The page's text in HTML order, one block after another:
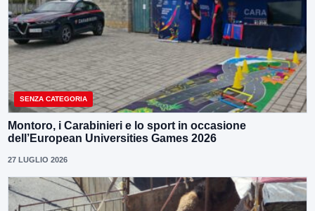
SENZA CATEGORIA
Montoro, i Carabinieri e lo sport in occasione
dell’European Universities Games 2026
27 LUGLIO 2026